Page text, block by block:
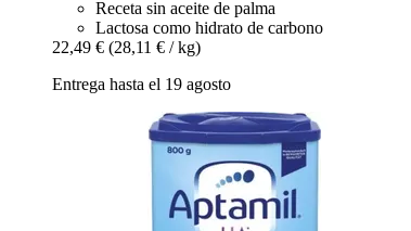
Receta sin aceite de palma
Lactosa como hidrato de carbono
22,49 € (28,11 € / kg)
Entrega hasta el 19 agosto